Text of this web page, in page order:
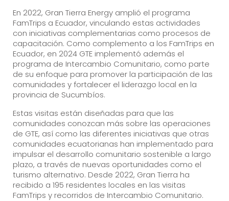
En 2022, Gran Tierra Energy amplió el programa
FamTrips a Ecuador, vinculando estas actividades
con iniciativas complementarias como procesos de
capacitación. Como complemento a los FamTrips en
Ecuador, en 2024 GTE implementó además el
programa de Intercambio Comunitario, como parte
de su enfoque para promover la participación de las
comunidades y fortalecer el liderazgo local en la
provincia de Sucumbíos.
Estas visitas están diseñadas para que las
comunidades conozcan más sobre las operaciones
de GTE, así como las diferentes iniciativas que otras
comunidades ecuatorianas han implementado para
impulsar el desarrollo comunitario sostenible a largo
plazo, a través de nuevas oportunidades como el
turismo alternativo. Desde 2022, Gran Tierra ha
recibido a 195 residentes locales en las visitas
FamTrips y recorridos de Intercambio Comunitario.